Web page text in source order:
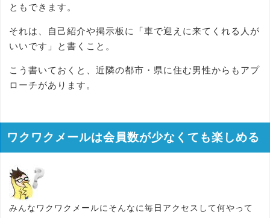
ともできます。
それは、自己紹介や掲示板に「車で迎えに来てくれる人が
いいです」と書くこと。
こう書いておくと、近隣の都市・県に住む男性からもアプ
ローチがあります。
ワクワクメールは会員数が少なくても楽しめる
みんなワクワクメールにそんなに毎日アクセスして何やって